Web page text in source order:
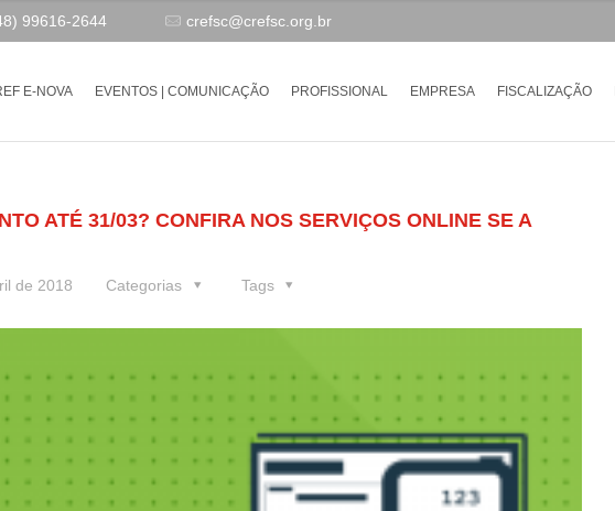
99616-2644 crefsc@crefsc.org.br
E-NOVA EVENTOS | COMUNICAÇÃO PROFISSIONAL EMPRESA FISCALIZAÇÃO
ATÉ 31/03? CONFIRA NOS SERVIÇOS ONLINE SE A
de 2018 Categorias Tags